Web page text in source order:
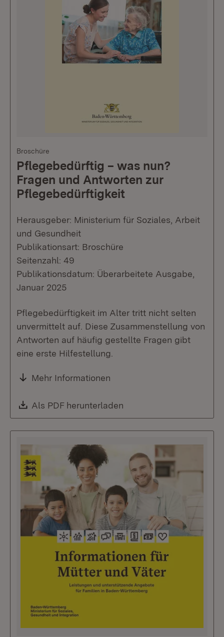
Broschüre
Pflegebedürftig – was nun?
Fragen und Antworten zur
Pflegebedürftigkeit
Herausgeber: Ministerium für Soziales, Arbeit
und Gesundheit
Publikationsart: Broschüre
Seitenzahl: 49
Publikationsdatum: Überarbeitete Ausgabe,
Januar 2025
Pflegebedürftigkeit im Alter tritt nicht selten
unvermittelt auf. Diese Zusammenstellung von
Antworten auf häufig gestellte Fragen gibt
eine erste Hilfestellung.
Mehr Informationen
Download:
Als PDF herunterladen